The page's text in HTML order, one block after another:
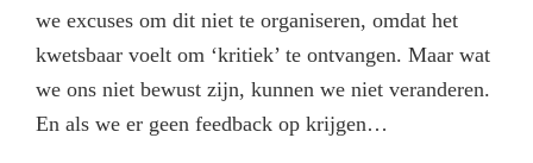
we excuses om dit niet te organiseren, omdat het
kwetsbaar voelt om ‘kritiek’ te ontvangen. Maar wat
we ons niet bewust zijn, kunnen we niet veranderen.
En als we er geen feedback op krijgen…